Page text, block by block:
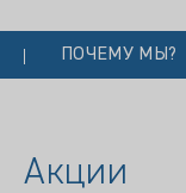
ПОЧЕМУ МЫ?
Акции